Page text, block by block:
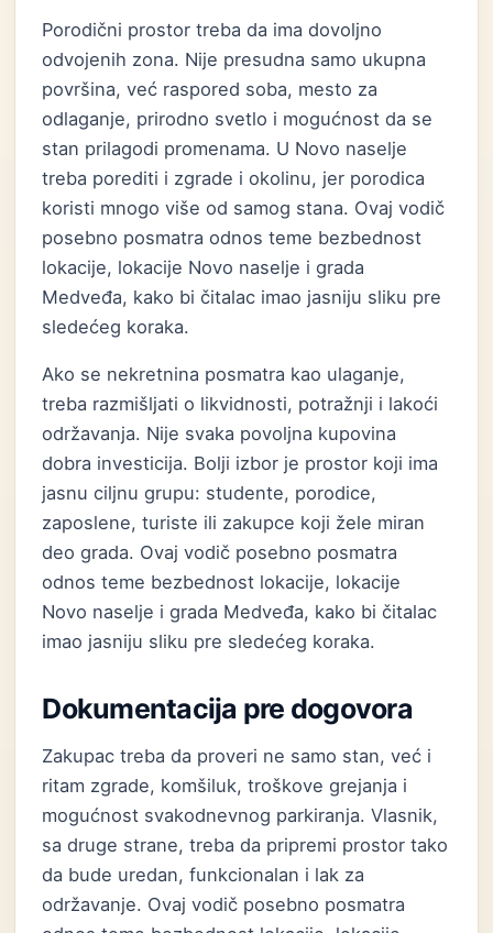
Porodični prostor treba da ima dovoljno
odvojenih zona. Nije presudna samo ukupna
površina, već raspored soba, mesto za
odlaganje, prirodno svetlo i mogućnost da se
stan prilagodi promenama. U Novo naselje
treba porediti i zgrade i okolinu, jer porodica
koristi mnogo više od samog stana. Ovaj vodič
posebno posmatra odnos teme bezbednost
lokacije, lokacije Novo naselje i grada
Medveđa, kako bi čitalac imao jasniju sliku pre
sledećeg koraka.
Ako se nekretnina posmatra kao ulaganje,
treba razmišljati o likvidnosti, potražnji i lakoći
održavanja. Nije svaka povoljna kupovina
dobra investicija. Bolji izbor je prostor koji ima
jasnu ciljnu grupu: studente, porodice,
zaposlene, turiste ili zakupce koji žele miran
deo grada. Ovaj vodič posebno posmatra
odnos teme bezbednost lokacije, lokacije
Novo naselje i grada Medveđa, kako bi čitalac
imao jasniju sliku pre sledećeg koraka.
Dokumentacija pre dogovora
Zakupac treba da proveri ne samo stan, već i
ritam zgrade, komšiluk, troškove grejanja i
mogućnost svakodnevnog parkiranja. Vlasnik,
sa druge strane, treba da pripremi prostor tako
da bude uredan, funkcionalan i lak za
održavanje. Ovaj vodič posebno posmatra